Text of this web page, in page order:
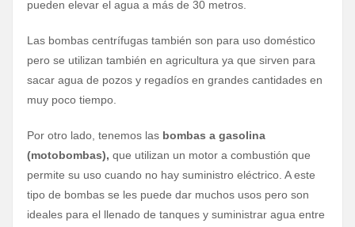
pueden elevar el agua a más de 30 metros.
Las bombas centrífugas también son para uso doméstico
pero se utilizan también en agricultura ya que sirven para
sacar agua de pozos y regadíos en grandes cantidades en
muy poco tiempo.
Por otro lado, tenemos las bombas a gasolina
(motobombas), que utilizan un motor a combustión que
permite su uso cuando no hay suministro eléctrico. A este
tipo de bombas se les puede dar muchos usos pero son
ideales para el llenado de tanques y suministrar agua entre